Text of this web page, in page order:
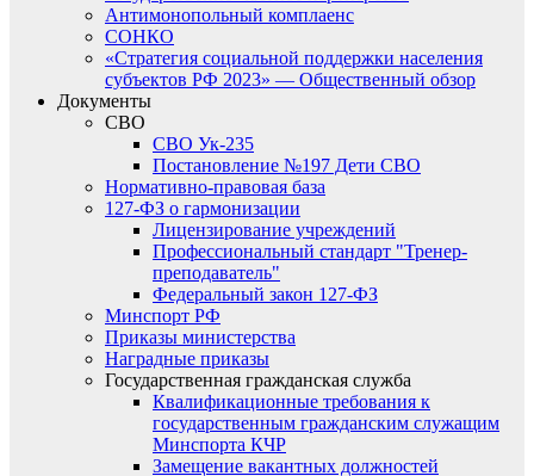
Антимонопольный комплаенс
СОНКО
«Стратегия социальной поддержки населения
субъектов РФ 2023» — Общественный обзор
Документы
СВО
СВО Ук-235
Постановление №197 Дети СВО
Нормативно-правовая база
127-ФЗ о гармонизации
Лицензирование учреждений
Профессиональный стандарт "Тренер-
преподаватель"
Федеральный закон 127-ФЗ
Минспорт РФ
Приказы министерства
Наградные приказы
Государственная гражданская служба
Квалификационные требования к
государственным гражданским служащим
Минспорта КЧР
Замещение вакантных должностей